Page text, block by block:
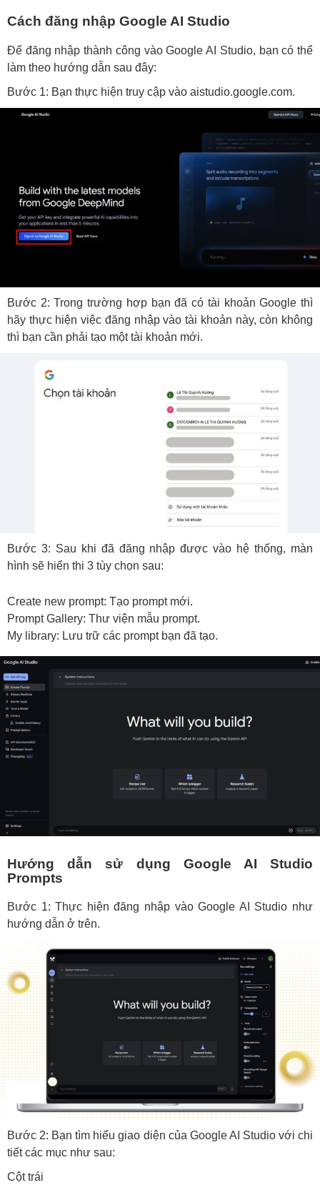
Cách đăng nhập Google AI Studio
Để đăng nhập thành công vào Google AI Studio, bạn có thể
làm theo hướng dẫn sau đây:
Bước 1: Bạn thực hiện truy cập vào aistudio.google.com.
Bước 2: Trong trường hợp bạn đã có tài khoản Google thì
hãy thực hiện việc đăng nhập vào tài khoản này, còn không
thì bạn cần phải tạo một tài khoản mới.
Bước 3: Sau khi đã đăng nhập được vào hệ thống, màn
hình sẽ hiển thi 3 tùy chọn sau:
Create new prompt: Tạo prompt mới.
Prompt Gallery: Thư viện mẫu prompt.
My library: Lưu trữ các prompt bạn đã tạo.
Hướng dẫn sử dụng Google AI Studio
Prompts
Bước 1: Thực hiện đăng nhập vào Google AI Studio như
hướng dẫn ở trên.
Bước 2: Bạn tìm hiểu giao diện của Google AI Studio với chi
tiết các mục như sau:
Cột trái